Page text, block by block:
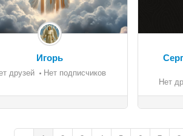
Игорь
друзей Нет подписчиков
Нет